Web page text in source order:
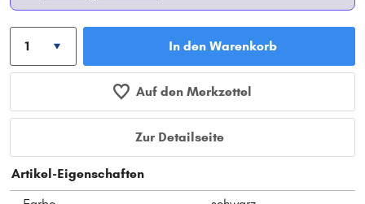
In den Warenkorb
Auf den Merkzettel
Zur Detailseite
Artikel-Eigenschaften